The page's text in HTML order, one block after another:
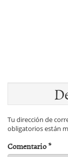
Tu dirección de
obligatorios están
Comentario*